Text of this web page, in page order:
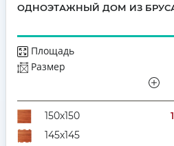
ОДНОЭТАЖНЫЙ ДОМ ИЗ БРУСА
Площадь
Размер
Количество комнат
150х150
145х145